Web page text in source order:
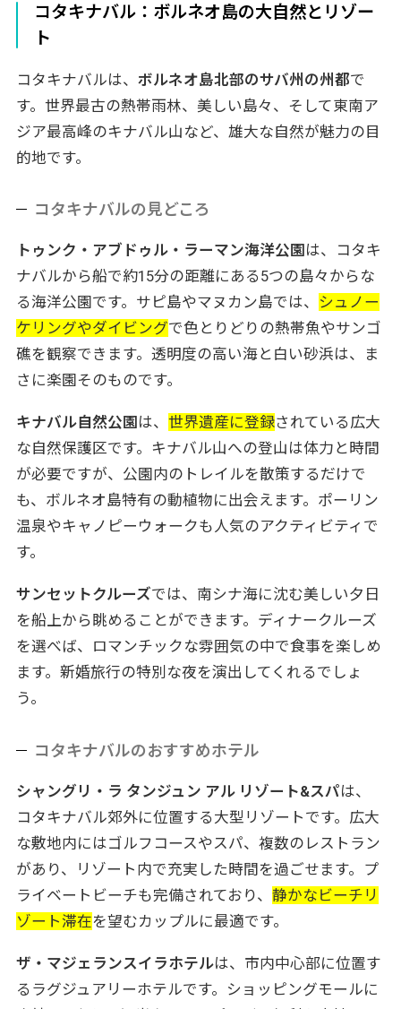
コタキナバル：ボルネオ島の大自然とリゾー
ト
コタキナバルは、 ボルネオ島北部のサバ州の州都で
す。世界最古の熱帯雨林、美しい島々、そして東南ア
ジア最高峰のキナバル山など、雄大な自然が魅力の目
的地です。
コタキナバルの見どころ
トゥンク・アブドゥル・ラーマン海洋公園 は、コタキ
ナバルから船で約15分の距離にある5つの島々からな
る海洋公園です。サピ島やマヌカン島では、
シュノー
ケリングやダイビングで色とりどりの熱帯魚やサンゴ
礁を観察できます。透明度の高い海と白い砂浜は、ま
さに楽園そのものです。
キナバル自然公園 は、 世界遺産に登録されている広大
な自然保護区です。キナバル山への登山は体力と時間
が必要ですが、公園内のトレイルを散策するだけで
も、ボルネオ島特有の動植物に出会えます。ポーリン
温泉やキャノピーウォークも人気のアクティビティで
す。
サンセットクルーズでは、南シナ海に沈む美しい夕日
を船上から眺めることができます。ディナークルーズ
を選べば、ロマンチックな雰囲気の中で食事を楽しめ
ます。新婚旅行の特別な夜を演出してくれるでしょ
う。
コタキナバルのおすすめホテル
シャングリ・ラ タンジュン アル リゾート&スパは、
コタキナバル郊外に位置する大型リゾートです。広大
な敷地内にはゴルフコースやスパ、複数のレストラン
があり、リゾート内で充実した時間を過ごせます。プ
ライベートビーチも完備されており、 静かなビーチリ
ゾート滞在を望むカップルに最適です。
ザ・マジェランスイラホテルは、市内中心部に位置す
るラグジュアリーホテルです。ショッピングモールに